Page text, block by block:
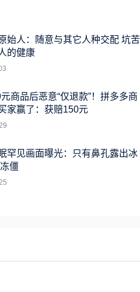
始人：随意与其它人种交配 坑苦
的健康
商品后恶意“仅退款”！拼多多商
家赢了：获赔150元
罕见画面曝光：只有鼻孔露出冰
僵